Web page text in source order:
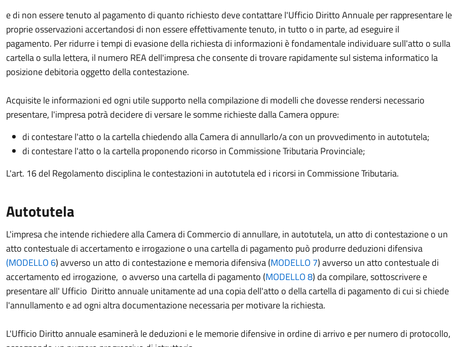
e di non essere tenuto al pagamento di quanto richiesto deve contattare l'Ufficio Diritto Annuale per rappresentare le
proprie osservazioni accertandosi di non essere effettivamente tenuto, in tutto o in parte, ad eseguire il
pagamento. Per ridurre i tempi di evasione della richiesta di informazioni è fondamentale individuare sull'atto o sulla
cartella o sulla lettera, il numero REA dell'impresa che consente di trovare rapidamente sul sistema informatico la
posizione debitoria oggetto della contestazione.
Acquisite le informazioni ed ogni utile supporto nella compilazione di modelli che dovesse rendersi necessario
presentare, l'impresa potrà decidere di versare le somme richieste dalla Camera oppure:
di contestare l'atto o la cartella chiedendo alla Camera di annullarlo/a con un provvedimento in autotutela;
di contestare l'atto o la cartella proponendo ricorso in Commissione Tributaria Provinciale;
L'art. 16 del Regolamento disciplina le contestazioni in autotutela ed i ricorsi in Commissione Tributaria.
Autotutela
L'impresa che intende richiedere alla Camera di Commercio di annullare, in autotutela, un atto di contestazione o un
atto contestuale di accertamento e irrogazione o una cartella di pagamento può produrre deduzioni difensiva
(MODELLO 6) avverso un atto di contestazione e memoria difensiva (MODELLO 7) avverso un atto contestuale di
accertamento ed irrogazione, o avverso una cartella di pagamento (MODELLO 8) da compilare, sottoscrivere e
presentare all' Ufficio Diritto annuale unitamente ad una copia dell'atto o della cartella di pagamento di cui si chiede
l'annullamento e ad ogni altra documentazione necessaria per motivare la richiesta.
L'Ufficio Diritto annuale esaminerà le deduzioni e le memorie difensive in ordine di arrivo e per numero di protocollo,